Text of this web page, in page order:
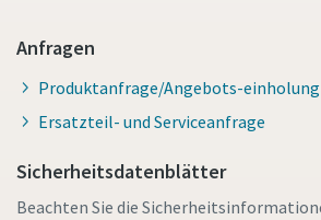
Anfragen
Produktanfrage/Angebots-einholung
Ersatzteil- und Serviceanfrage
Sicherheitsdatenblätter
Beachten Sie die